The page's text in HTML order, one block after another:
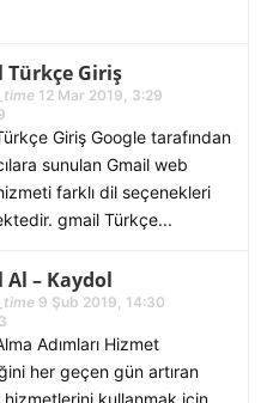
Türkçe Giriş
12 Mar 2019, 3:29
Giriş Google tarafından
sunulan Gmail web
farklı dil seçenekleri
gmail Türkçe...
Al – Kaydol
9 Şub 2019, 14:30
Adımları Hizmet
her geçen gün artıran
kullanmak için